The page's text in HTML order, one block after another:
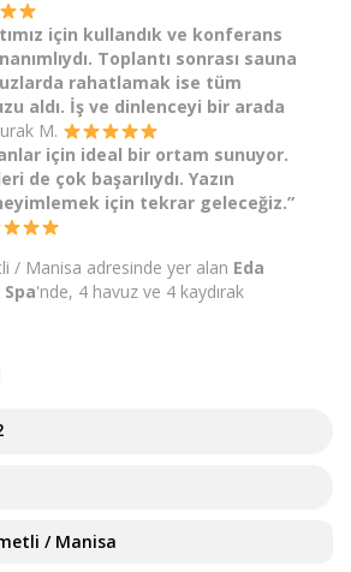
için kullandık ve konferans
Toplantı sonrası sauna
rahatlamak ise tüm
aldı. İş ve dinlenceyi bir arada
M.
için ideal bir ortam sunuyor.
de çok başarılıydı. Yazın
için tekrar geleceğiz.”
/ Manisa adresinde yer alan Eda
'nde, 4 havuz ve 4 kaydırak
/ Manisa